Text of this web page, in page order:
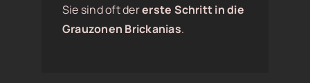
Sie sind oft dererste Schritt in die
Grauzonen Brickanias.